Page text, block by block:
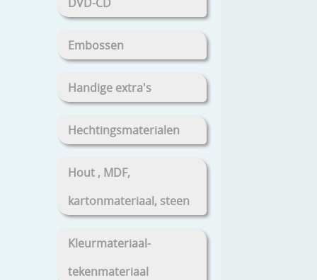
Embossen
Handige extra's
Hechtingsmaterialen
Hout , MDF,
kartonmateriaal, steen
Kleurmateriaal-
tekenmateriaal